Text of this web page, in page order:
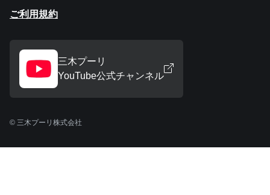
ご利用規約
三木プーリ
YouTube公式チャンネル
© 三木プーリ株式会社